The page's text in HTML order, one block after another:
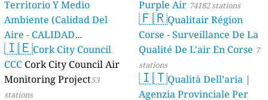
Territorio Y Medio
Ambiente (Calidad Del
Aire - CALIDAD
AMBIENTAL) 23 stations
🇮🇪Cork City Council
CCC Cork City Council Air
Monitoring Project53
stations
Purple Air 74182 stations
🇫🇷Qualitair Région
Corse - Surveillance De La
Qualité De L'air En Corse 7
stations
🇮🇹Qualità Dell’aria |
Agenzia Provinciale Per